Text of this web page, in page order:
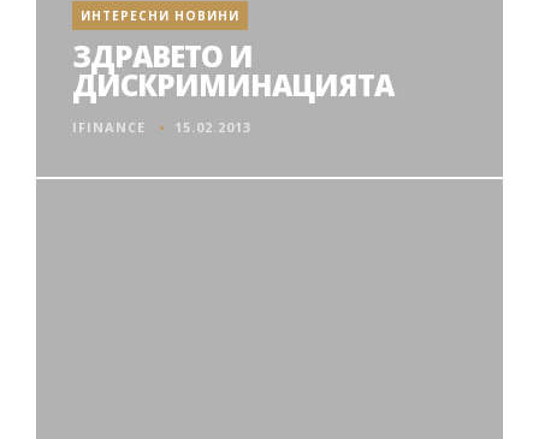
ИНТЕРЕСНИ НОВИНИ
ЗДРАВЕТО И
ДИСКРИМИНАЦИЯТА
IFINANCE 15.02.2013